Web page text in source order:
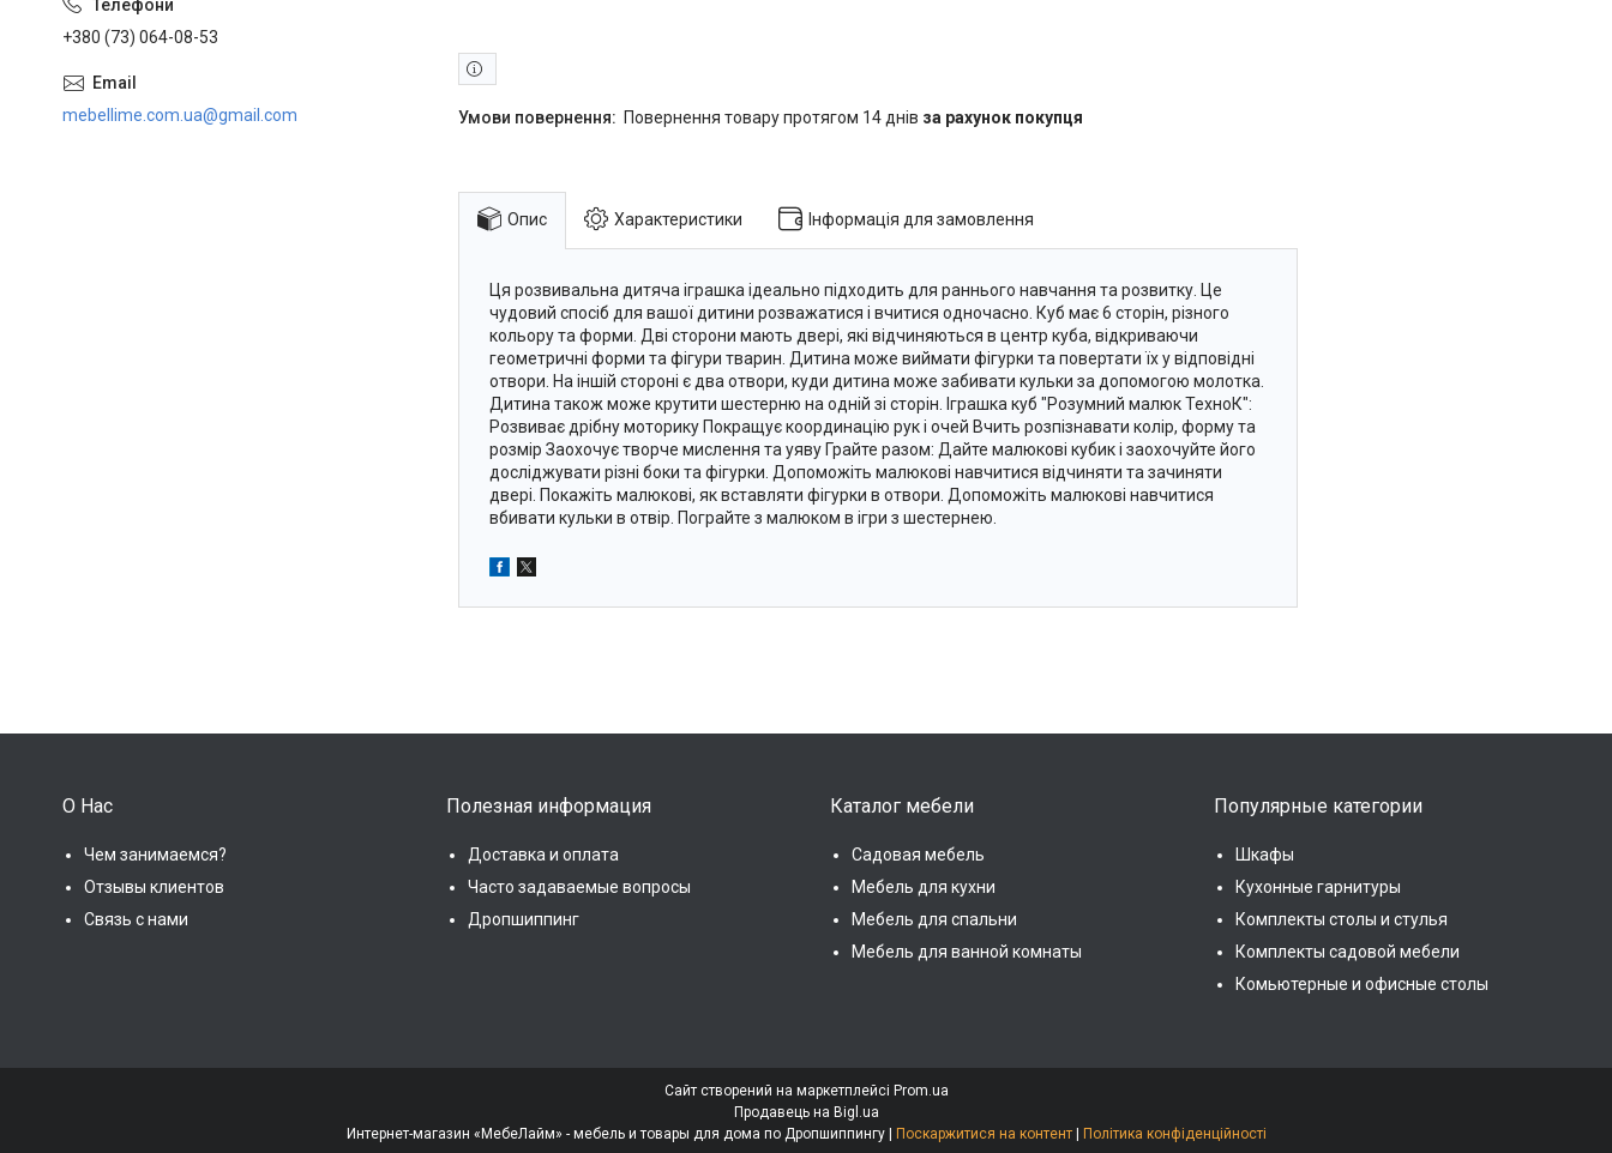
повернення товару протягом 14 днів за рахунок покупця
Опис Характеристики Інформація для замовлення
Ця розвивальна дитяча іграшка ідеально підходить для раннього навчання та розвитку. Це
чудовий спосіб для вашої дитини розважатися і вчитися одночасно. Куб має 6 сторін, різного
кольору та форми. Дві сторони мають двері, які відчиняються в центр куба, відкриваючи
геометричні форми та фігури тварин. Дитина може виймати фігурки та повертати їх у відповідні
отвори. На іншій стороні є два отвори, куди дитина може забивати кульки за допомогою молотка.
Дитина також може крутити шестерню на одній зі сторін. Іграшка куб "Розумний малюк ТехноК":
Розвиває дрібну моторику Покращує координацію рук і очей Вчить розпізнавати колір, форму та
розмір Заохочує творче мислення та уяву Грайте разом: Дайте малюкові кубик і заохочуйте його
досліджувати різні боки та фігурки. Допоможіть малюкові навчитися відчиняти та зачиняти
двері. Покажіть малюкові, як вставляти фігурки в отвори. Допоможіть малюкові навчитися
вбивати кульки в отвір. Пограйте з малюком в ігри з шестернею.
+380 (73) 064-08-53
mebellime.com.ua@gmail.com
О Нас
Чем занимаемся?
Отзывы клиентов
Связь с нами
Полезная информация
Доставка и оплата
Часто задаваемые вопросы
Дропшиппинг
Каталог мебели
Садовая мебель
Мебель для кухни
Мебель для спальни
Мебель для ванной комнаты
Популярные категории
Шкафы
Кухонные гарнитуры
Комплекты столы и стулья
Комплекты садовой мебели
Комьютерные и офисные столы
Сайт створений на маркетплейсі Prom.ua
Продавець на Bigl.ua
Поскаржитися на контент Політика конфіденційності